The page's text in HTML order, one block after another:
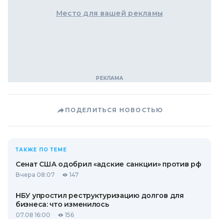
Место для вашей рекламы
ПОДЕЛИТЬСЯ НОВОСТЬЮ
ТАКЖЕ ПО ТЕМЕ
Сенат США одобрил «адские санкции» против рф
Вчера 08:07 147
НБУ упростил реструктуризацию долгов для
бизнеса: что изменилось
07.08 16:00 156